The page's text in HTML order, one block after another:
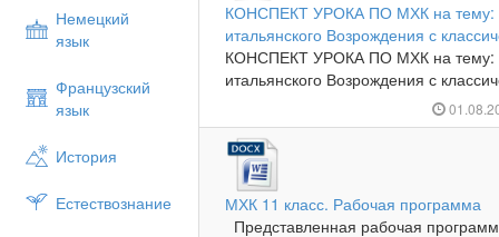
Немецкий
язык
Французский
язык
История
Естествознание
КОНСПЕКТ УРОКА ПО МХК на тему:
итальянского Возрождения с
КОНСПЕКТ УРОКА ПО МХК на тему:
итальянского Возрождения с
МХК 11 класс. Рабочая программа
Представленная рабочая